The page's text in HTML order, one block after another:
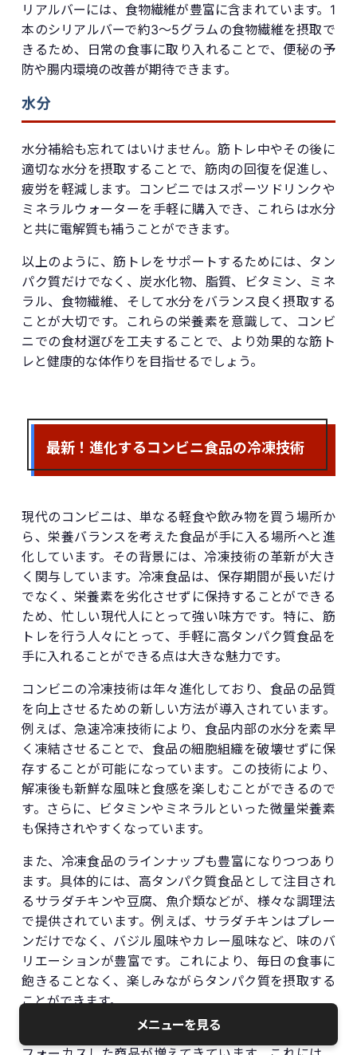
リアルバーには、食物繊維が豊富に含まれています。1
本のシリアルバーで約3〜5グラムの食物繊維を摂取で
きるため、日常の食事に取り入れることで、便秘の予
防や腸内環境の改善が期待できます。
水分
水分補給も忘れてはいけません。筋トレ中やその後に
適切な水分を摂取することで、筋肉の回復を促進し、
疲労を軽減します。コンビニではスポーツドリンクや
ミネラルウォーターを手軽に購入でき、これらは水分
と共に電解質も補うことができます。
以上のように、筋トレをサポートするためには、タン
パク質だけでなく、炭水化物、脂質、ビタミン、ミネ
ラル、食物繊維、そして水分をバランス良く摂取する
ことが大切です。これらの栄養素を意識して、コンビ
ニでの食材選びを工夫することで、より効果的な筋ト
レと健康的な体作りを目指せるでしょう。
最新！進化するコンビニ食品の冷凍技術
現代のコンビニは、単なる軽食や飲み物を買う場所か
ら、栄養バランスを考えた食品が手に入る場所へと進
化しています。その背景には、冷凍技術の革新が大き
く関与しています。冷凍食品は、保存期間が長いだけ
でなく、栄養素を劣化させずに保持することができる
ため、忙しい現代人にとって強い味方です。特に、筋
トレを行う人々にとって、手軽に高タンパク質食品を
手に入れることができる点は大きな魅力です。
コンビニの冷凍技術は年々進化しており、食品の品質
を向上させるための新しい方法が導入されています。
例えば、急速冷凍技術により、食品内部の水分を素早
く凍結させることで、食品の細胞組織を破壊せずに保
存することが可能になっています。この技術により、
解凍後も新鮮な風味と食感を楽しむことができるので
す。さらに、ビタミンやミネラルといった微量栄養素
も保持されやすくなっています。
また、冷凍食品のラインナップも豊富になりつつあり
ます。具体的には、高タンパク質食品として注目され
るサラダチキンや豆腐、魚介類などが、様々な調理法
で提供されています。例えば、サラダチキンはプレー
ンだけでなく、バジル風味やカレー風味など、味のバ
リエーションが豊富です。これにより、毎日の食事に
飽きることなく、楽しみながらタンパク質を摂取する
ことができます。
さらに、コンビニでは、ダイエットや特定の栄養素に
メニューを見る